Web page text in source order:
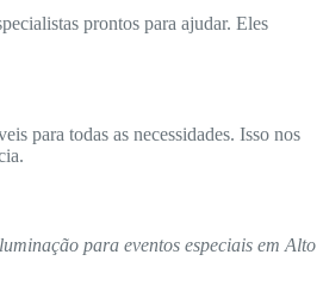
prontos para ajudar. Eles
para todas as necessidades. Isso nos
para eventos especiais em Alto